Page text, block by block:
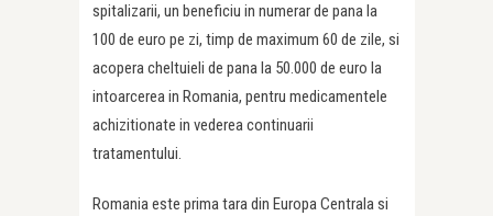
spitalizarii, un beneficiu in numerar de pana la
100 de euro pe zi, timp de maximum 60 de zile, si
acopera cheltuieli de pana la 50.000 de euro la
intoarcerea in Romania, pentru medicamentele
achizitionate in vederea continuarii
tratamentului.
Romania este prima tara din Europa Centrala si